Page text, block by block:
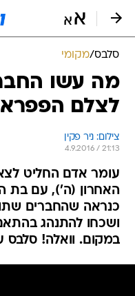
סלבס/מקומי
מה עשו
לצלם
צילום: ניר פקין
4.9.2016 / 21:13
עומר אדם החליט
האחרון (ה'), עם בת
כנראה שהחברים שתו
ושכחו להתנהג
במקום. וואלה! סלבס